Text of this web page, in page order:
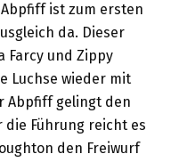
ist zum ersten
da. Dieser
Farcy und Zippy
Luchse wieder mit
Abpfiff gelingt den
die Führung reicht es
den Freiwurf